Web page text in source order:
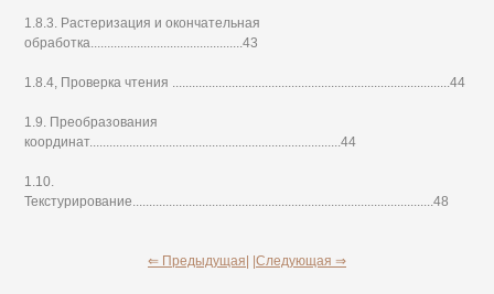
1.8.3. Растеризация и окончательная
обработка..............................................43
1.8.4, Проверка чтения ....................................................................................44
1.9. Преобразования
координат............................................................................44
1.10.
Текстурирование...........................................................................................48
⇐ Предыдущая| |Следующая ⇒